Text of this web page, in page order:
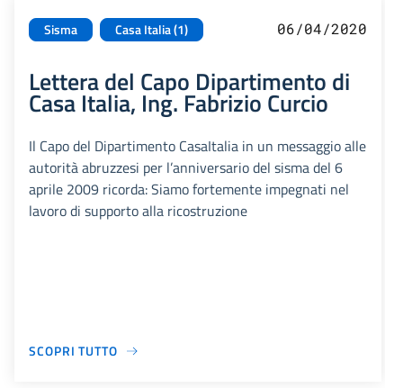
Sisma Casa Italia (1) 06/04/2020
Lettera del Capo Dipartimento di
Casa Italia, Ing. Fabrizio Curcio
Il Capo del Dipartimento CasaItalia in un messaggio alle
autorità abruzzesi per l’anniversario del sisma del 6
aprile 2009 ricorda: Siamo fortemente impegnati nel
lavoro di supporto alla ricostruzione
SCOPRI TUTTO